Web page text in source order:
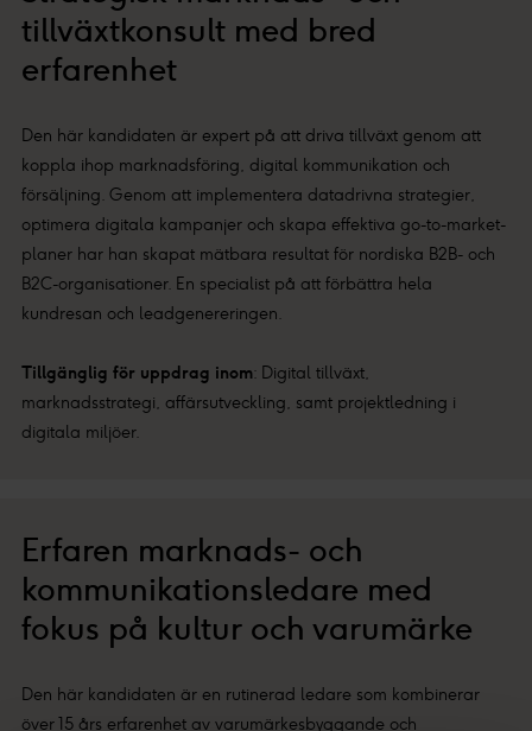
tillväxtkonsult med bred
erfarenhet
Den här kandidaten är expert på att driva tillväxt genom att
koppla ihop marknadsföring, digital kommunikation och
försäljning. Genom att implementera datadrivna strategier,
optimera digitala kampanjer och skapa effektiva go-to-market-
planer har han skapat mätbara resultat för nordiska B2B- och
B2C-organisationer. En specialist på att förbättra hela
kundresan och leadgenereringen.
Tillgänglig för uppdrag inom: Digital tillväxt,
marknadsstrategi, affärsutveckling, samt projektledning i
digitala miljöer.
Erfaren marknads- och
kommunikationsledare med
fokus på kultur och varumärke
Den här kandidaten är en rutinerad ledare som kombinerar
över 15 års erfarenhet av varumärkesbyggande och